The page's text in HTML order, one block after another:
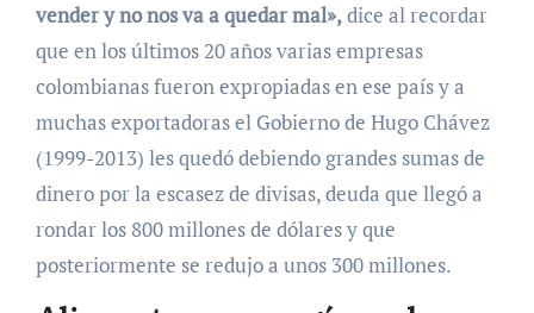
vender y no nos va a quedar mal»,dice al recordar
que en los últimos 20 años varias empresas
colombianas fueron expropiadas en ese país y a
muchas exportadoras el Gobierno de Hugo Chávez
(1999-2013) les quedó debiendo grandes sumas de
dinero por la escasez de divisas, deuda que llegó a
rondar los 800 millones de dólares y que
posteriormente se redujo a unos 300 millones.